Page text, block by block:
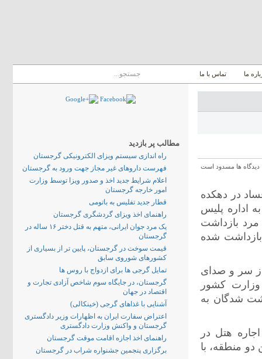
ما تماس با ما
دیدگاه ها مسدود است
در دهکده
اداره پلیس
عملیات 20 زن و تعدادی مرد بازداشت
شده شهروند گرجستان و 5 مرد بازداشت شده
سر و صدای
کشور
است که 5 نفر از بازداشت شدگان به
هتل در
دو منطقه، با
مطالب پر بازدید
راه اندازی سیستم ویزای الکترونیکی گرجستان
فهرست داروهای غیر مجاز جهت ورود به گرجستان
اعلام شرایط جدید اخذ و صدور ویزا توسط وزارت
امور خارجه گرجستان
قطار جدید تفلیس به باتومی
راهنمای اخذ ویزای گردشگری گرجستان
یک مرد جوان ایرانی، متهم به قتل دختر ۱۶ ساله در
گرجستان
قیمت سوخت در گرجستان، پایین تر از بسیاری از
کشورهای شوروی سابق
تمایل گرجی ها برای ازدواج با روس ها
گرجستان، در جایگاه سوم شاخص آزادی تجارت و
اقتصاد در جهان
آشنایی با غذاهای گرجی (خینکالی)
اعتراض سفارت ایران به اظهارات وزیر دادگستری
گرجستان و واکنش وزارت دادگستری
راهنمای اخذ اجازه اقامت موقت گرجستان
برگزاری پنجمین جشنواره شراب در گرجستان